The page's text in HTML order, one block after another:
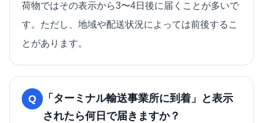
荷物ではその表示から3〜4日後に届くことが多いで
す。ただし、地域や配送状況によっては前後するこ
とがあります。
Q
「ターミナル輸送事業所に到着」と表示
されたら何日で届きますか？